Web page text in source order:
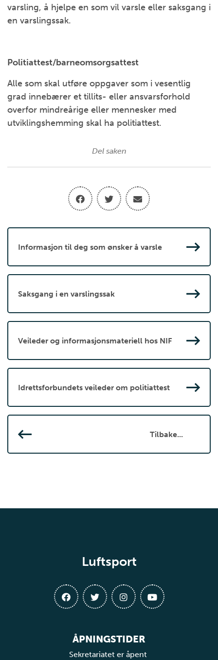
varsling, å hjelpe en som vil varsle eller saksgang i
en varslingssak.
Politiattest/barneomsorgsattest
Alle som skal utføre oppgaver som i vesentlig
grad innebærer et tillits- eller ansvarsforhold
overfor mindreårige eller mennesker med
utviklingshemming skal ha politiattest.
Del saken
Informasjon til deg som ønsker å varsle
Saksgang i en varslingssak
Veileder og informasjonsmateriell hos NIF
Idrettsforbundets veileder om politiattest
Tilbake...
Luftsport
ÅPNINGSTIDER
Sekretariatet er åpent